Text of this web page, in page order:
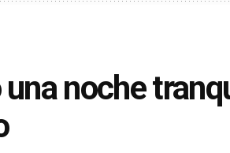
una noche